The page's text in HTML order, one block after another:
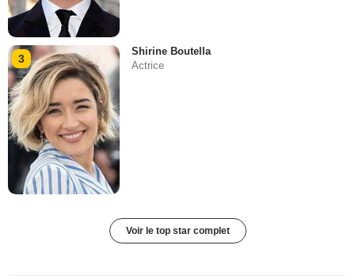
3
Shirine Boutella
Actrice
Voir le top star complet